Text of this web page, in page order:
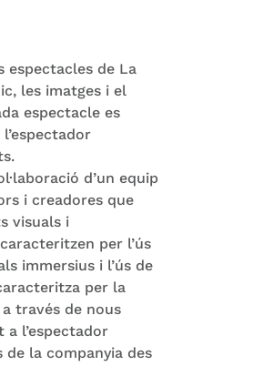
espectacles de La
les imatges i el
espectacle es
d’un equip
i creadores que
visuals i
per l’ús
immersius i l’ús de
per la
través de nous
l’espectador
la companyia des